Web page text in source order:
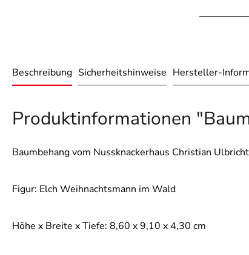
Beschreibung Sicherheitshinweise Hersteller-
Produktinformationen
Baumbehang vom Nussknackerhaus Christian
Figur: Elch Weihnachtsmann im Wald
Höhe x Breite x Tiefe: 8,60 x 9,10 x 4,30 cm